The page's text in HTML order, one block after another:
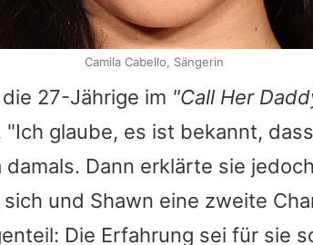
27-Jährige im "Call Her
glaube, es ist bekannt,
Dann erklärte sie
sich und Shawn eine zweite
Die Erfahrung sei für sie
Camila Cabello, Sängerin